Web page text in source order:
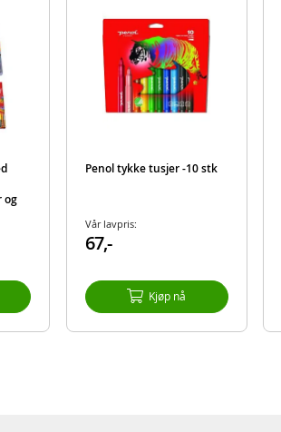
og
Penol tykke tusjer -10 stk
Vår lavpris:
67,-
Kjøp nå